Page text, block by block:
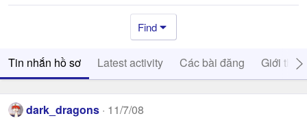
Find
Tin nhắn hồ sơ Latest activity Các bài đăng Giới thiệu
dark_dragons 11/7/08